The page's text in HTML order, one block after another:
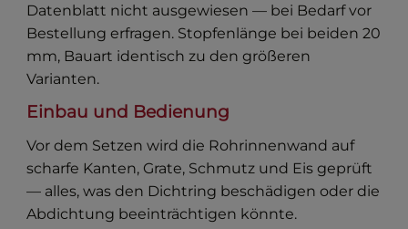
Datenblatt nicht ausgewiesen — bei Bedarf vor
Bestellung erfragen. Stopfenlänge bei beiden 20
mm, Bauart identisch zu den größeren
Varianten.
Einbau und Bedienung
Vor dem Setzen wird die Rohrinnenwand auf
scharfe Kanten, Grate, Schmutz und Eis geprüft
— alles, was den Dichtring beschädigen oder die
Abdichtung beeinträchtigen könnte.